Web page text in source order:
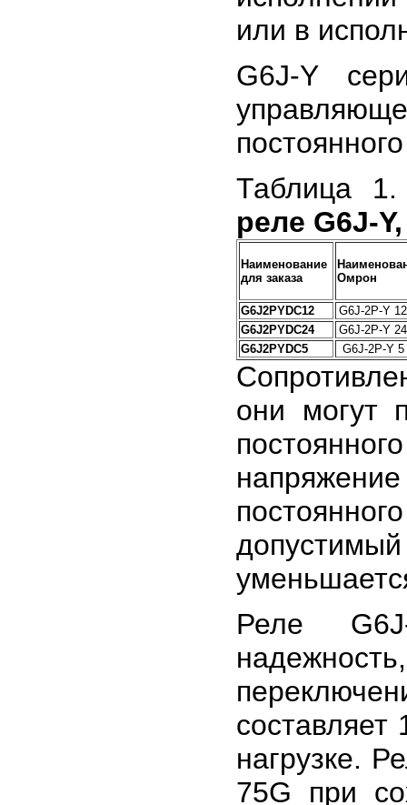
или в
G6J-Y
Таблица
реле G6J-
Наименование
для заказа
Омрон
G6J2PYDC12
G6J-2P-Y
G6J2PYDC24
G6J-2P-Y
G6J2PYDC5
G6J-2P-Y 5
они могут
Реле
нагрузке.
75G при